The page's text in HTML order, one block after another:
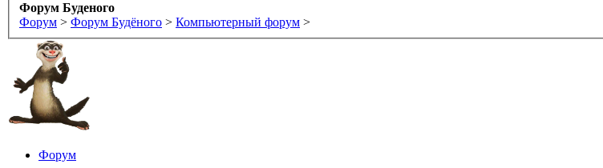
Форум Буденого
Форум > Форум Будёного > Компьютерный форум >
Форум